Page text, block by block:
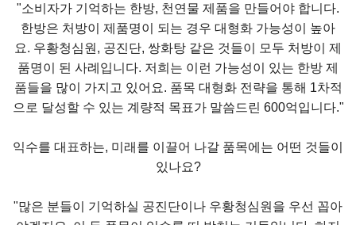
"소비자가 기억하는 한방, 천연물 제품을 만들어야 합니다.
한방은 처방이 제품명이 되는 경우 대형화 가능성이 높아
요. 우황청심원, 공진단, 쌍화탕 같은 것들이 모두 처방이 제
품명이 된 사례입니다. 저희는 이런 가능성이 있는 한방 제
품들을 많이 가지고 있어요. 품목 대형화 전략을 통해 1차적
으로 달성할 수 있는 계량적 목표가 말씀드린 600억입니다."
익수를 대표하는, 미래를 이끌어 나갈 품목에는 어떤 것들이
있나요?
"많은 분들이 기억하실 공진단이나 우황청심원을 우선 꼽아